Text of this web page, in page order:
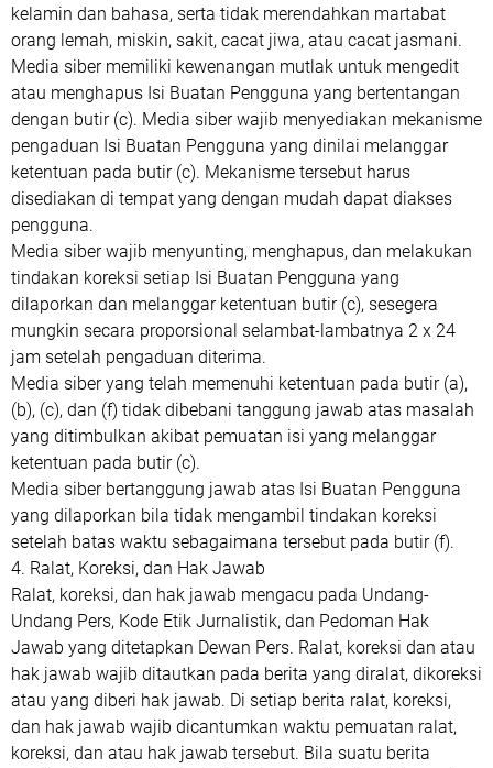
kelamin dan bahasa, serta tidak merendahkan martabat
orang lemah, miskin, sakit, cacat jiwa, atau cacat jasmani.
Media siber memiliki kewenangan mutlak untuk mengedit
atau menghapus Isi Buatan Pengguna yang bertentangan
dengan butir (c). Media siber wajib menyediakan mekanisme
pengaduan Isi Buatan Pengguna yang dinilai melanggar
ketentuan pada butir (c). Mekanisme tersebut harus
disediakan di tempat yang dengan mudah dapat diakses
pengguna.
Media siber wajib menyunting, menghapus, dan melakukan
tindakan koreksi setiap Isi Buatan Pengguna yang
dilaporkan dan melanggar ketentuan butir (c), sesegera
mungkin secara proporsional selambat-lambatnya 2 x 24
jam setelah pengaduan diterima.
Media siber yang telah memenuhi ketentuan pada butir (a),
(b), (c), dan (f) tidak dibebani tanggung jawab atas masalah
yang ditimbulkan akibat pemuatan isi yang melanggar
ketentuan pada butir (c).
Media siber bertanggung jawab atas Isi Buatan Pengguna
yang dilaporkan bila tidak mengambil tindakan koreksi
setelah batas waktu sebagaimana tersebut pada butir (f).
4. Ralat, Koreksi, dan Hak Jawab
Ralat, koreksi, dan hak jawab mengacu pada Undang-
Undang Pers, Kode Etik Jurnalistik, dan Pedoman Hak
Jawab yang ditetapkan Dewan Pers. Ralat, koreksi dan atau
hak jawab wajib ditautkan pada berita yang diralat, dikoreksi
atau yang diberi hak jawab. Di setiap berita ralat, koreksi,
dan hak jawab wajib dicantumkan waktu pemuatan ralat,
koreksi, dan atau hak jawab tersebut. Bila suatu berita